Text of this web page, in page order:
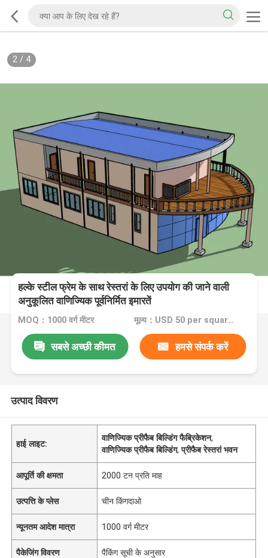
2/ 4
हल्के स्टील फ्रेम के साथ रेस्तरां के लिए उपयोग की जाने वाली
अनुकूलित वाणिज्यिक पूर्वनिर्मित इमारतें
MOQ：1000 वर्ग मीटर मूल्य：USD 50 per square meter
सबसे अच्छी कीमत हमसे संपर्क करें
उत्पाद विवरण
हाई लाइट:
वाणिज्यिक प्रीफैब बिल्डिंग फैब्रिकेशन,
वाणिज्यिक प्रीफैब बिल्डिंग,प्रीफैब रेस्तरां भवन
आपूर्ति की क्षमता 2000 टन प्रति माह
उत्पत्ति के प्लेस चीन किंगदाओ
न्यूनतम आदेश मात्रा 1000 वर्ग मीटर
पैकेजिंग विवरण पैकिंग सूची के अनुसार